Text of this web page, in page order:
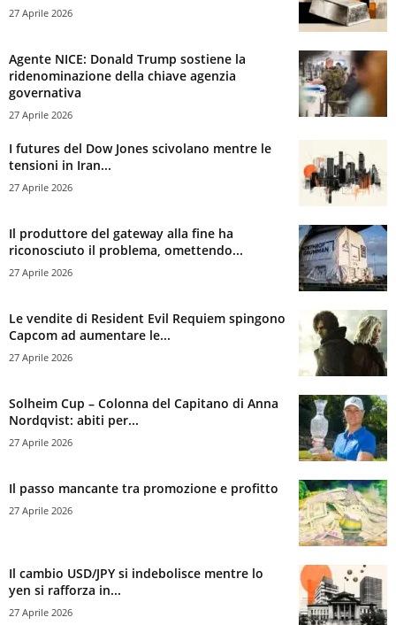
27 Aprile 2026
Agente NICE: Donald Trump sostiene la
ridenominazione della chiave agenzia
governativa
27 Aprile 2026
I futures del Dow Jones scivolano mentre le
tensioni in Iran...
27 Aprile 2026
Il produttore del gateway alla fine ha
riconosciuto il problema, omettendo...
27 Aprile 2026
Le vendite di Resident Evil Requiem spingono
Capcom ad aumentare le...
27 Aprile 2026
Solheim Cup – Colonna del Capitano di Anna
Nordqvist: abiti per...
27 Aprile 2026
Il passo mancante tra promozione e profitto
27 Aprile 2026
Il cambio USD/JPY si indebolisce mentre lo
yen si rafforza in...
27 Aprile 2026